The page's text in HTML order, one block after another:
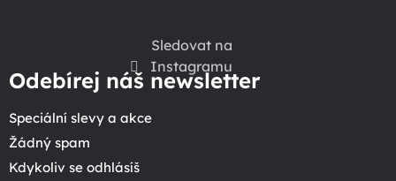
Sledovat na
Instagramu
Odebírej náš newsletter
Speciální slevy a akce
Žádný spam
Kdykoliv se odhlásíš